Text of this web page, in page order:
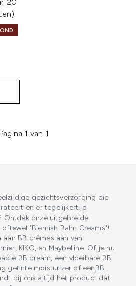
Pagina 1 van 1
gezichtsverzorging die
en er tegelijkertijd
Ontdek onze uitgebreide
"Blemish Balm Creams"!
BB crèmes aan van
KIKO, en Maybelline. Of je nu
BB cream, een vloeibare BB
getinte moisturizer of eenBB
bij ons altijd het product dat